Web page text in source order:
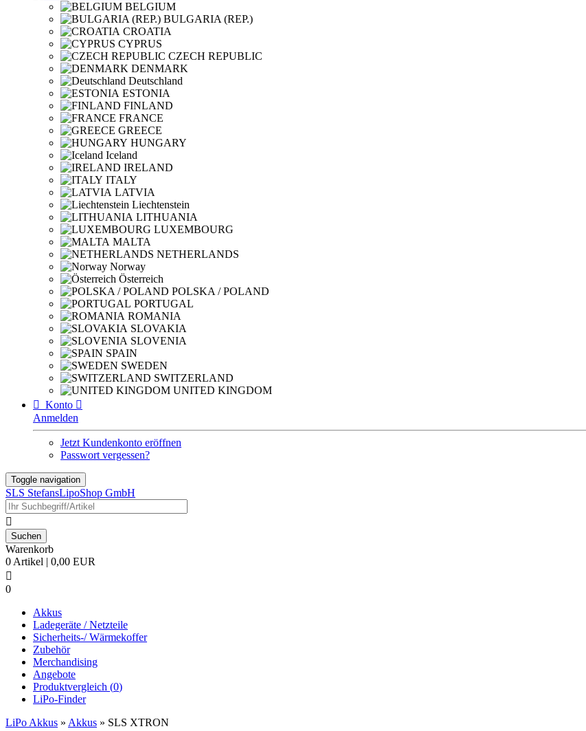
BELGIUM
BULGARIA (REP.)
CROATIA
CYPRUS
CZECH REPUBLIC
DENMARK
Deutschland
ESTONIA
FINLAND
FRANCE
GREECE
HUNGARY
Iceland
IRELAND
ITALY
LATVIA
Liechtenstein
LITHUANIA
LUXEMBOURG
MALTA
NETHERLANDS
Norway
Österreich
POLSKA / POLAND
PORTUGAL
ROMANIA
SLOVAKIA
SLOVENIA
SPAIN
SWEDEN
SWITZERLAND
UNITED KINGDOM
 Konto 
Anmelden
Jetzt Kundenkonto eröffnen
Passwort vergessen?
Toggle navigation
SLS StefansLipoShop GmbH

Warenkorb
0 Artikel | 0,00 EUR

0
Akkus
Ladegeräte / Netzteile
Sicherheits-/ Wärmekoffer
Zubehör
Merchandising
Angebote
Produktvergleich (0)
LiPo-Finder
LiPo Akkus » Akkus » SLS XTRON